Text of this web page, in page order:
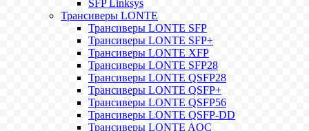
SFP Linksys
Трансиверы LONTE
Трансиверы LONTE SFP
Трансиверы LONTE SFP+
Трансиверы LONTE XFP
Трансиверы LONTE SFP28
Трансиверы LONTE QSFP28
Трансиверы LONTE QSFP+
Трансиверы LONTE QSFP56
Трансиверы LONTE QSFP-DD
Трансиверы LONTE AOC